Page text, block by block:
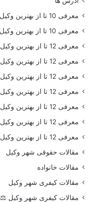
معرفی 10 تا از بهترین وکیل تهران 🥇【آپدیت جدید】⚖️
معرفی 10 تا از بهترین وکیل شیراز 🥇【آپدیت جدید】⚖️
معرفی 12 تا از بهترین وکیل آمل 🥇【آپدیت جدید】⚖️
معرفی 12 تا از بهترین وکیل ارومیه 🥇【آپدیت جدید】⚖️
معرفی 12 تا از بهترین وکیل اصفهان 🥇【آپدیت جدید】⚖️
معرفی 12 تا از بهترین وکیل تبریز 🥇【آپدیت جدید】⚖️
معرفی 12 تا از بهترین وکیل رشت 🥇【آپدیت جدید】⚖️
معرفی 12 تا از بهترین وکیل ساری 🥇【آپدیت جدید】⚖️
معرفی 12 تا از بهترین وکیل شهریار 🥇【آپدیت جدید】⚖️
مقالات حقوقی شهر وکیل
مقالات خانواده
مقالات کیفری شهر وکیل
مقالات کیفری شهر وکیل ⚖️ 1404